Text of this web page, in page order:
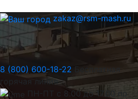
zakaz@rsm-mash.ru
8 (800) 600-18-22 Бесплатная
горячая линия
ПН-ПТ с 8.00 до 17.00 по